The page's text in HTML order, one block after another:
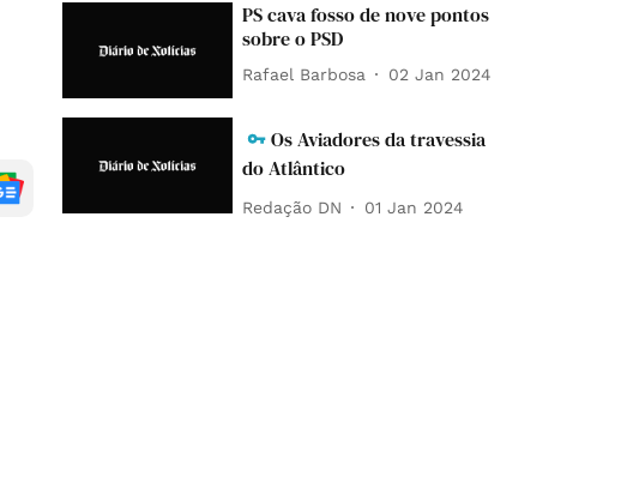
PS cava fosso de nove pontos
sobre o PSD
Rafael Barbosa 02 Jan 2024
Os Aviadores da travessia
do Atlântico
Redação DN 01 Jan 2024